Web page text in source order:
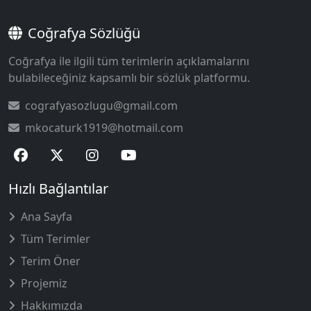
Coğrafya Sözlüğü
Coğrafya ile ilgili tüm terimlerin açıklamalarını
bulabileceğiniz kapsamlı bir sözlük platformu.
cografyasozlugu@gmail.com
mkocaturk1919@hotmail.com
Hızlı Bağlantılar
Ana Sayfa
Tüm Terimler
Terim Öner
Projemiz
Hakkımızda